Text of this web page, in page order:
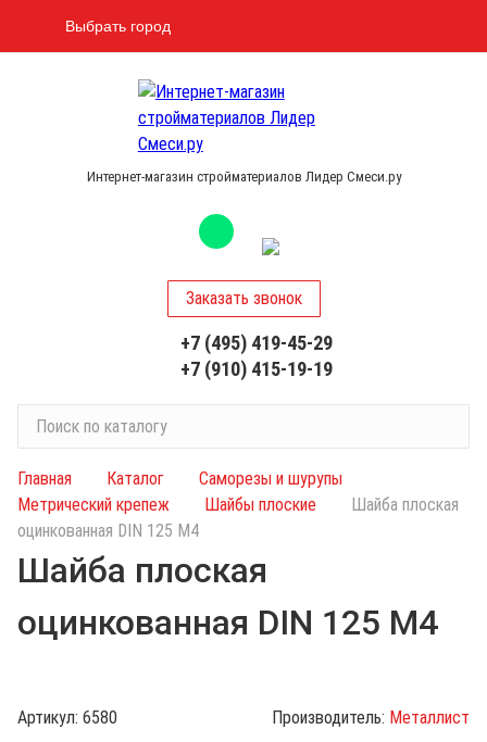
Выбрать город
Интернет-магазин стройматериалов Лидер Смеси.ру
и
с
а
о
Заказать звонок
+7 (495) 419-45-29
+7 (910) 415-19-19
Главная Каталог
Саморезы и шурупы
Метрический крепеж
Шайбы плоские
Шайба плоская
оцинкованная DIN 125 М4
Шайба плоская
оцинкованная DIN 125 М4
Артикул: 6580 Производитель: Металлист